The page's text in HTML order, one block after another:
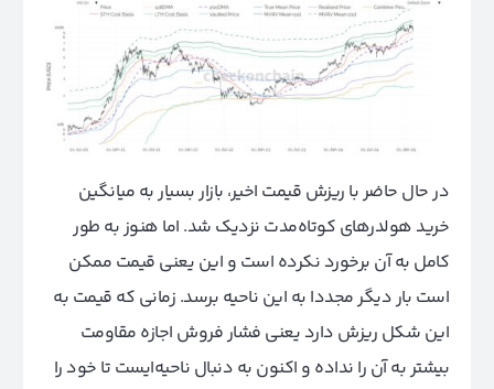
در حال حاضر با ریزش قیمت اخیر، بازار بسیار به میانگین
خرید هولدرهای کوتاه‌مدت نزدیک شد. اما هنوز به طور
کامل به آن برخورد نکرده است و این یعنی قیمت ممکن
است بار دیگر مجددا به این ناحیه برسد. زمانی که قیمت به
این شکل ریزش دارد یعنی فشار فروش اجازه مقاومت
بیشتر به آن را نداده و اکنون به دنبال ناحیه‌ایست تا خود را